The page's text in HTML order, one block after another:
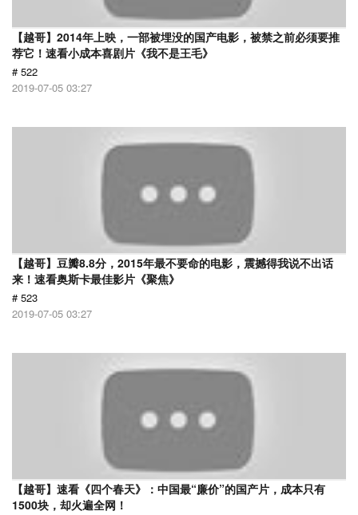
【越哥】2014年上映，一部被埋没的国产电影，被禁之前必须要推
荐它！速看小成本喜剧片《我不是王毛》
# 522
2019-07-05 03:27
【越哥】豆瓣8.8分，2015年最不要命的电影，震撼得我说不出话
来！速看奥斯卡最佳影片《聚焦》
# 523
2019-07-05 03:27
【越哥】速看《四个春天》：中国最“廉价”的国产片，成本只有
1500块，却火遍全网！